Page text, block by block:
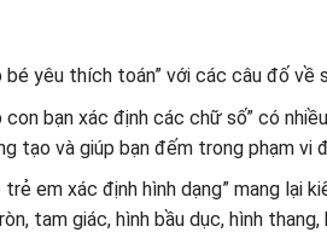
bé yêu thích toán” với các câu đố
con bạn xác định các chữ số” có
tạo và giúp bạn đếm trong phạm vi
trẻ em xác định hình dạng” mang lại
tam giác, hình bầu dục, hình thang,